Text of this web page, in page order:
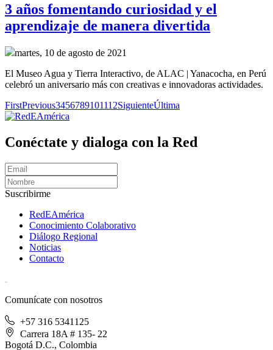
3 años fomentando curiosidad y el
aprendizaje de manera divertida
martes, 10 de agosto de 2021
El Museo Agua y Tierra Interactivo, de ALAC | Yanacocha, en Perú
celebró un aniversario más con creativas e innovadoras actividades.
FirstPrevious3456789101112SiguienteÚltima
Conéctate y dialoga con la Red
Suscribirme
RedEAmérica
Conocimiento Colaborativo
Diálogo Regional
Noticias
Contacto
Comunícate con nosotros
+57 316 5341125
Carrera 18A # 135- 22
Bogotá D.C., Colombia